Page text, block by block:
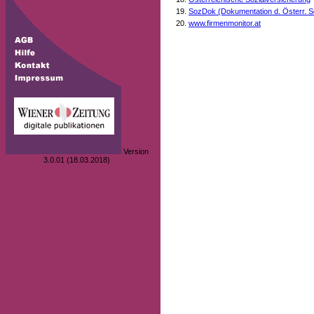
Version
3.0.01 (18.03.2018)
SozDok (Dokumentation d. Österr.
www.firmenmonitor.at